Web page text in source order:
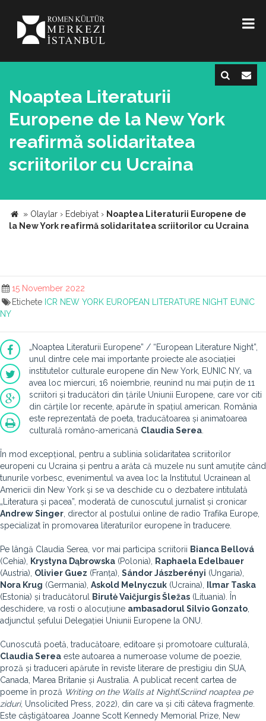
Noaptea Literaturii
Europene de la New York
reafirmă solidaritatea
scriitorilor cu Ucraina
» Olaylar › Edebiyat › Noaptea Literaturii Europene de
la New York reafirmă solidaritatea scriitorilor cu Ucraina
15 November 2022
Etichete ICR NEW YORK EUROPEAN LITERATURE NIGHT EUNIC
NY
„Noaptea Literaturii Europene” / “European Literature Night”,
unul dintre cele mai importante proiecte ale asociației
institutelor culturale europene din New York, EUNIC NY, va
avea loc miercuri, 16 noiembrie, reunind nu mai puțin de 11
scriitori și traducători din țările Uniunii Europene, care vor citi
din cărțile lor recente, apărute în spațiul american. România
este reprezentată de poeta, traducătoarea și animatoarea
culturală româno-americană Claudia Serea
În mod excepțional, pentru a sublinia solidaritatea scriitorilor
europeni cu Ucraina și pentru a arăta că muzele nu sunt amuțite când
tunurile vorbesc, evenimentul va avea loc la Institutul Ucrainean al
Americii din New York și se va deschide cu o dezbatere intitulată
„Literatura și pacea”, moderată de cunoscutul jurnalist și cronicar
Andrew Singer , director al postului online de radio Trafika Europe,
specializat în promovarea literaturilor europene în traducere.
Pe lângă Claudia Serea, vor mai participa scriitorii Bianca Bellová
(Cehia),
Krystyna Dąbrowska (Polonia),
Raphaela Edelbauer
(Austria), Olivier Guez (Franța), Sándor Jászberényi (Ungaria),
Nora Krug (Germania), Askold Melnyczuk (Ucraina),
Ilmar Taska
(Estonia) și traducătorul
Birutė Vaičjurgis Šležas (Lituania). În
deschidere, va rosti o alocuțiune ambasadorul Silvio Gonzato
adjunctul șefului Delegației Uniunii Europene la ONU.
Cunoscută poetă, traducătoare, editoare și promotoare culturală,
Claudia Serea este autoarea a numeroase volume de poezie,
proză și traduceri apărute în reviste literare de prestigiu din SUA,
Canada, Marea Britanie și Australia. A publicat recent cartea de
poeme în proză Writing on the Walls at Night(Scriind noaptea pe
ziduri, Unsolicited Press, 2022), din care va și citi câteva fragmente.
Este câștigătoarea Joanne Scott Kennedy Memorial Prize, New